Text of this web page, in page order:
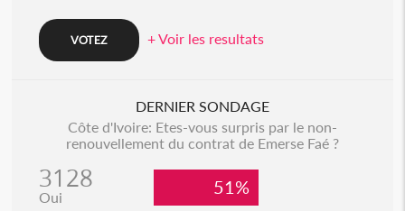
+ Voir les resultats
DERNIER SONDAGE
Côte d'Ivoire: Etes-vous surpris par le non-
renouvellement du contrat de Emerse Faé ?
3128
Oui 51%